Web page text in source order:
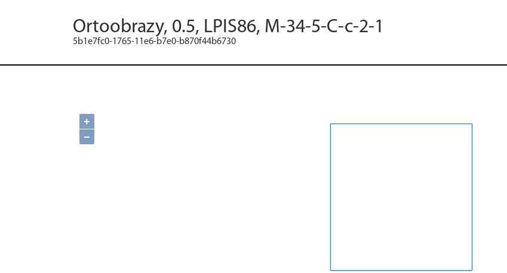
Ortoobrazy, 0.5, LPIS86, M-34-5-C-c-2-1
5b1e7fc0-1765-11e6-b7e0-b870f44b6730
+
−